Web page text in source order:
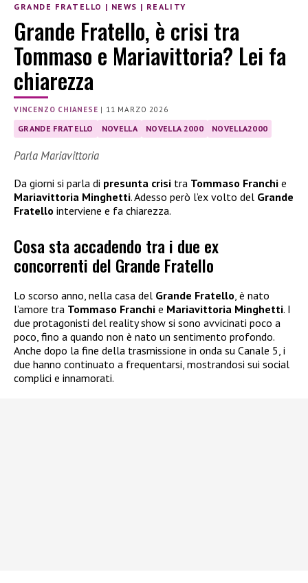
GRANDE FRATELLO | NEWS | REALITY
Grande Fratello, è crisi tra
Tommaso e Mariavittoria? Lei fa
chiarezza
VINCENZO CHIANESE | 11 MARZO 2026
GRANDE FRATELLO NOVELLA NOVELLA 2000 NOVELLA2000
Parla Mariavittoria
Da giorni si parla di presunta crisi tra Tommaso Franchi e
Mariavittoria Minghetti. Adesso però l’ex volto del Grande
Fratello interviene e fa chiarezza.
Cosa sta accadendo tra i due ex
concorrenti del Grande Fratello
Lo scorso anno, nella casa del Grande Fratello , è nato
l’amore tra Tommaso Franchi e Mariavittoria Minghetti. I
due protagonisti del reality show si sono avvicinati poco a
poco, fino a quando non è nato un sentimento profondo.
Anche dopo la fine della trasmissione in onda su Canale 5, i
due hanno continuato a frequentarsi, mostrandosi sui social
complici e innamorati.